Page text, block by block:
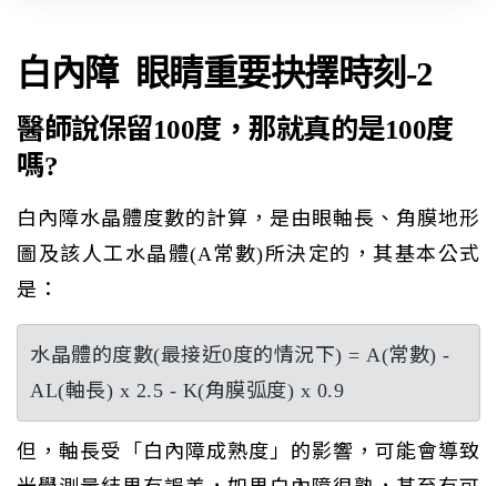
白內障 眼睛重要抉擇時刻-2
醫師說保留100度，那就真的是100度
嗎?
白內障水晶體度數的計算，是由眼軸長、角膜地形
圖及該人工水晶體(A常數)所決定的，其基本公式
是：
水晶體的度數(最接近0度的情況下) = A(常數) -
AL(軸長) x 2.5 - K(角膜弧度) x 0.9
但，軸長受「白內障成熟度」的影響，可能會導致